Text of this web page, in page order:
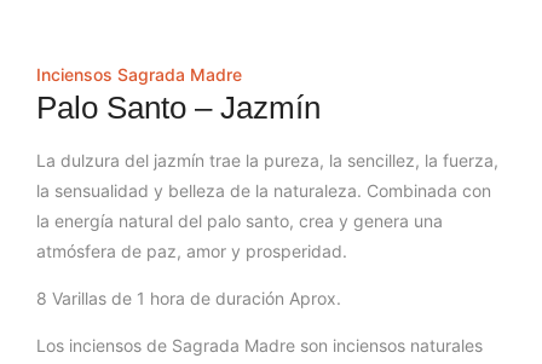
Inciensos Sagrada Madre
Palo Santo – Jazmín
La dulzura del jazmín trae la pureza, la sencillez, la fuerza,
la sensualidad y belleza de la naturaleza. Combinada con
la energía natural del palo santo, crea y genera una
atmósfera de paz, amor y prosperidad.
8 Varillas de 1 hora de duración Aprox.
Los inciensos de Sagrada Madre son inciensos naturales